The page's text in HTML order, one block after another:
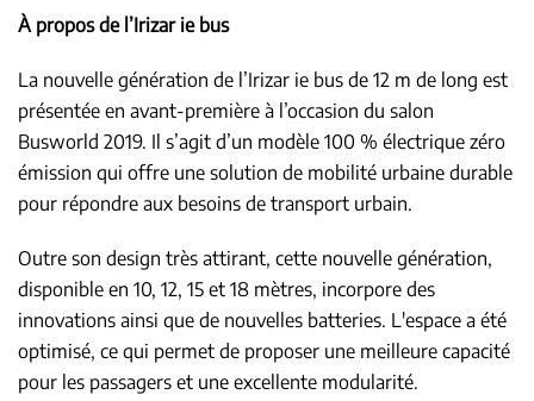
À propos de l’Irizar ie bus
La nouvelle génération de l’Irizar ie bus de 12 m de long est
présentée en avant-première à l’occasion du salon
Busworld 2019. Il s’agit d’un modèle 100 % électrique zéro
émission qui offre une solution de mobilité urbaine durable
pour répondre aux besoins de transport urbain.
Outre son design très attirant, cette nouvelle génération,
disponible en 10, 12, 15 et 18 mètres, incorpore des
innovations ainsi que de nouvelles batteries. L'espace a été
optimisé, ce qui permet de proposer une meilleure capacité
pour les passagers et une excellente modularité.